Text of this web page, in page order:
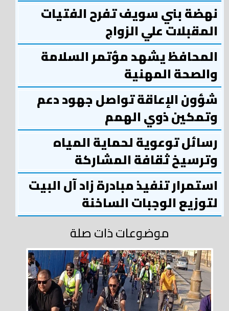
نهضة بني سويف تفرح الفتيات
المقبلات علي الزواج
المحافظ يشهد مؤتمر السلامة
والصحة المهنية
شؤون الإعاقة تواصل جهود دعم
وتمكين ذوي الهمم
رسائل توعوية لحماية المياه
وترسيخ ثقافة المشاركة
استمرار تنفيذ مبادرة زاد آل البيت
لتوزيع الوجبات الساخنة
موضوعات ذات صلة